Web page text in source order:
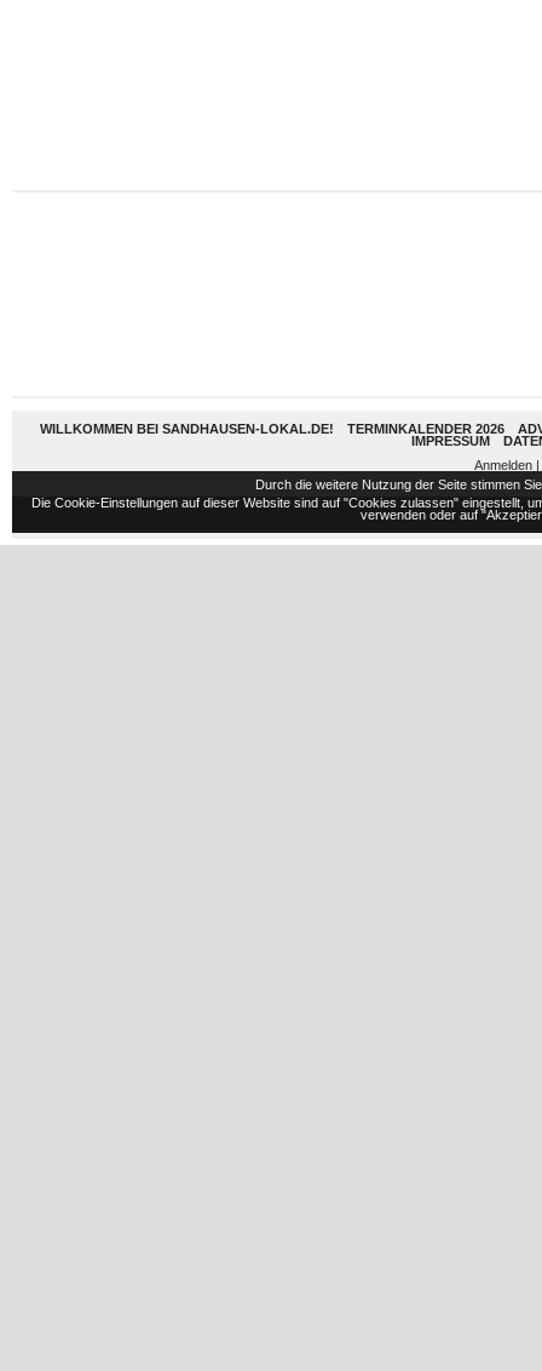
WILLKOMMEN BEI SANDHAUSEN-LOKAL.DE! TERMINKALENDER 2026
IMPRESSUM
Anmelden
Durch die weitere Nutzung der Seite stimmen
Die Cookie-Einstellungen auf dieser Website sind auf "Cookies zulassen" eingestellt,
verwenden oder auf